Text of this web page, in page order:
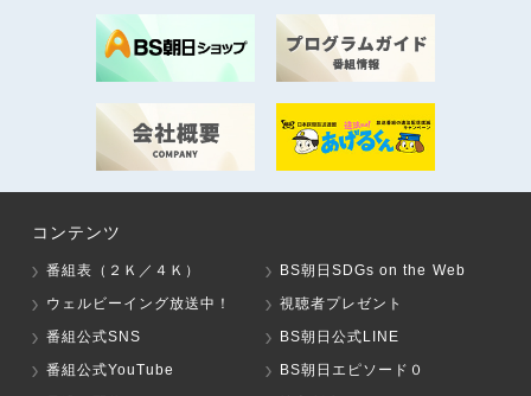
コンテンツ
番組表（２Ｋ／４Ｋ）
BS朝日SDGs on the Web
ウェルビーイング放送中！
視聴者プレゼント
番組公式SNS
BS朝日公式LINE
番組公式YouTube
BS朝日エピソード０